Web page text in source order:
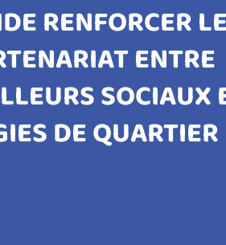
RENFORCER
ENTRE
SOCIAUX
DE QUARTIER